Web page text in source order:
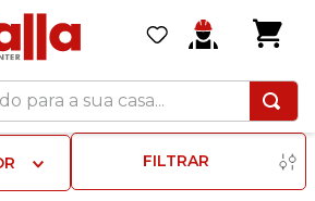
a sua casa...
FILTRAR